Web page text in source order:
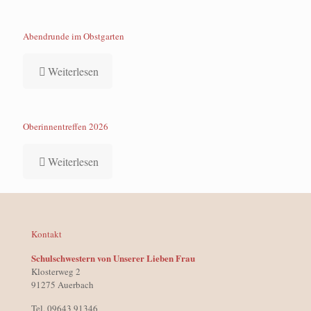
Abendrunde im Obstgarten
Weiterlesen
Oberinnentreffen 2026
Weiterlesen
Kontakt
Schulschwestern von Unserer Lieben Frau
Klosterweg 2
91275 Auerbach
Tel. 09643 91346